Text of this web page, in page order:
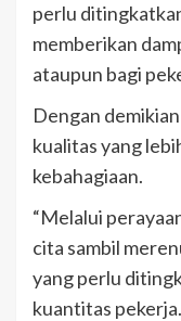
perlu
memberikan
ataupun bagi
Dengan
kualitas yang
kebahagiaan.
“Melalui
cita sambil
yang perlu
kuantitas